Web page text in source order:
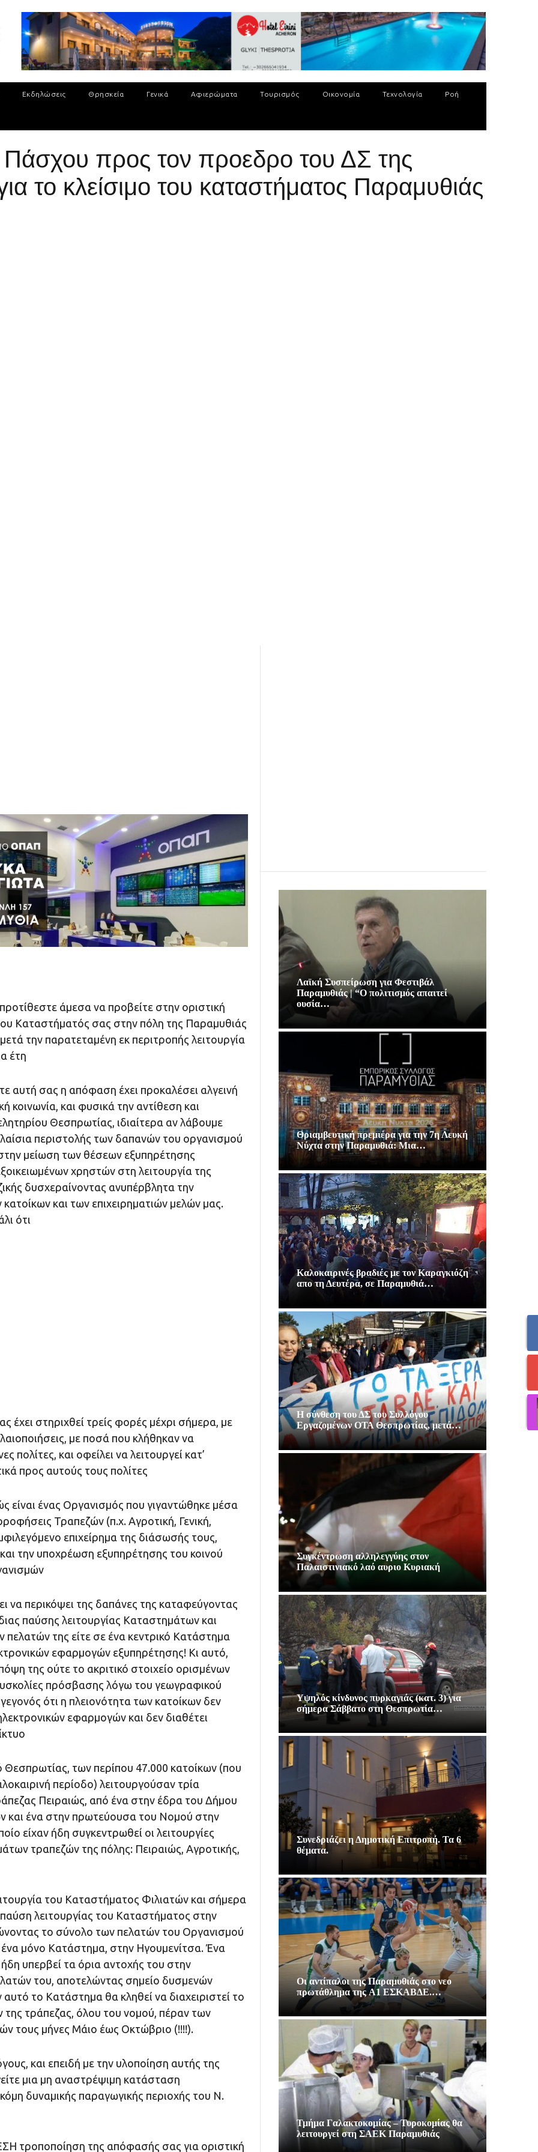
Εκδηλώσεις Θρησκεία Γενικά Αφιερώματα Τουρισμός Οικονομία Τεχνολογία Ροή
Πάσχου προς τον προεδρο του ΔΣ της
το κλείσιμο του καταστήματος Παραμυθιάς
άμεσα να προβείτε στην οριστική
Καταστήματός σας στην πόλη της Παραμυθιάς
την παρατεταμένη εκ περιτροπής λειτουργία
έτη
αυτή σας η απόφαση έχει προκαλέσει αλγεινή
κοινωνία, και φυσικά την αντίθεση και
Θεσπρωτίας, ιδιαίτερα αν λάβουμε
περιστολής των δαπανών του οργανισμού
μείωση των θέσεων εξυπηρέτησης
χρηστών στη λειτουργία της
δυσχεραίνοντας ανυπέρβλητα την
και των επιχειρηματιών μελών μας.
ότι
έχει στηριχθεί τρείς φορές μέχρι σήμερα, με
με ποσά που κλήθηκαν να
πολίτες, και οφείλει να λειτουργεί κατ’
προς αυτούς τους πολίτες
είναι ένας Οργανισμός που γιγαντώθηκε μέσα
Τραπεζών (π.χ. Αγροτική, Γενική,
επιχείρημα της διάσωσής τους,
την υποχρέωση εξυπηρέτησης του κοινού
να περικόψει της δαπάνες της καταφεύγοντας
παύσης λειτουργίας Καταστημάτων και
της είτε σε ένα κεντρικό Κατάστημα
εφαρμογών εξυπηρέτησης! Κι αυτό,
της ούτε το ακριτικό στοιχείο ορισμένων
πρόσβασης λόγω του γεωγραφικού
ότι η πλειονότητα των κατοίκων δεν
εφαρμογών και δεν διαθέτει
Θεσπρωτίας, των περίπου 47.000 κατοίκων (που
περίοδο) λειτουργούσαν τρία
Πειραιώς, από ένα στην έδρα του Δήμου
και ένα στην πρωτεύουσα του Νομού στην
είχαν ήδη συγκεντρωθεί οι λειτουργίες
τραπεζών της πόλης: Πειραιώς, Αγροτικής,
του Καταστήματος Φιλιατών και σήμερα
παύση λειτουργίας του Καταστήματος στην
το σύνολο των πελατών του Οργανισμού
μόνο Κατάστημα, στην Ηγουμενίτσα. Ένα
υπερβεί τα όρια αντοχής του στην
του, αποτελώντας σημείο δυσμενών
το Κατάστημα θα κληθεί να διαχειριστεί το
τράπεζας, όλου του νομού, πέραν των
τους μήνες Μάιο έως Οκτώβριο (!!!!).
και επειδή με την υλοποίηση αυτής της
μια μη αναστρέψιμη κατάσταση
δυναμικής παραγωγικής περιοχής του Ν.
τροποποίηση της απόφασής σας για οριστική
Λαϊκή Συσπείρωση για Φεστιβάλ
Παραμυθιάς | “Ο πολιτισμός απαιτεί
ουσία…
Θριαμβευτική πρεμιέρα για την 7η Λευκή
Νύχτα στην Παραμυθιά: Μια…
Καλοκαιρινές βραδιές με τον Καραγκιόζη
απο τη Δευτέρα, σε Παραμυθιά…
Η σύνθεση του ΔΣ του Συλλόγου
Εργαζομένων ΟΤΑ Θεσπρωτίας, μετά…
Συγκέντρωση αλληλεγγύης στον
Παλαιστινιακό λαό αυριο Κυριακή
Υψηλός κίνδυνος πυρκαγιάς (κατ. 3) για
σήμερα Σάββατο στη Θεσπρωτία…
Συνεδριάζει η Δημοτική Επιτροπή. Τα 6
θέματα.
Οι αντίπαλοι της Παραμυθιάς στο νεο
πρωτάθλημα της A1 ΕΣΚΑΒΔΕ.…
Τμήμα Γαλακτοκομίας – Τυροκομίας θα
λειτουργεί στη ΣΑΕΚ Παραμυθιάς